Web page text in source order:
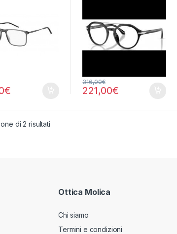
€ 221,00€
316,00€
di 2 risultati
Ottica Molica
Chi siamo
Termini e condizioni